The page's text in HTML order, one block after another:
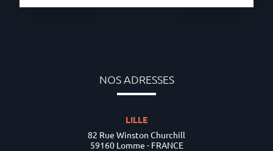
NOS ADRESSES
LILLE
82 Rue Winston Churchill
59160 Lomme - FRANCE